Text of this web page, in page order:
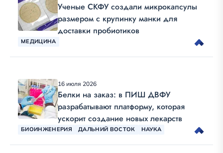
Ученые СКФУ создали микрокапсулы
размером с крупинку манки для
доставки пробиотиков
МЕДИЦИНА
16 июля 2026
Белки на заказ: в ПИШ ДВФУ
разрабатывают платформу, которая
ускорит создание новых лекарств
БИОИНЖЕНЕРИЯ ДАЛЬНИЙ ВОСТОК НАУКА